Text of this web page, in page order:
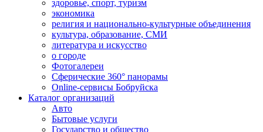
здоровье, спорт, туризм
экономика
религия и национально-культурные объединения
культура, образование, СМИ
литература и искусство
о городе
Фотогалереи
Сферические 360° панорамы
Online-сервисы Бобруйска
Каталог организаций
Авто
Бытовые услуги
Государство и общество